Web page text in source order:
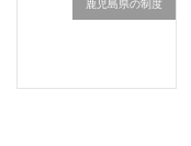
鹿児島県の制度